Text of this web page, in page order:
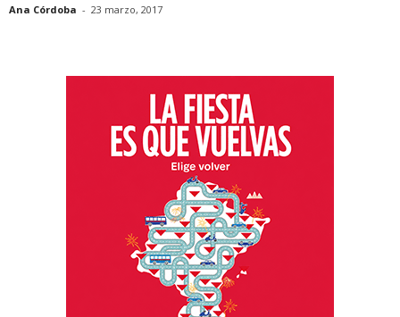
Ana Córdoba - 23 marzo, 2017